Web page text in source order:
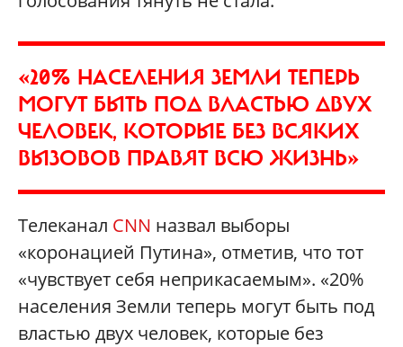
«20% НАСЕЛЕНИЯ ЗЕМЛИ ТЕПЕРЬ
МОГУТ БЫТЬ ПОД ВЛАСТЬЮ ДВУХ
ЧЕЛОВЕК, КОТОРЫЕ БЕЗ ВСЯКИХ
ВЫЗОВОВ ПРАВЯТ ВСЮ ЖИЗНЬ»
Телеканал CNN назвал выборы
«коронацией Путина», отметив, что тот
«чувствует себя неприкасаемым». «20%
населения Земли теперь могут быть под
властью двух человек, которые без